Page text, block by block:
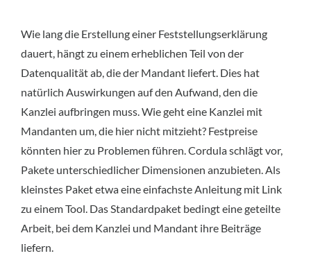
Wie lang die Erstellung einer Feststellungserklärung
dauert, hängt zu einem erheblichen Teil von der
Datenqualität ab, die der Mandant liefert. Dies hat
natürlich Auswirkungen auf den Aufwand, den die
Kanzlei aufbringen muss. Wie geht eine Kanzlei mit
Mandanten um, die hier nicht mitzieht? Festpreise
könnten hier zu Problemen führen. Cordula schlägt vor,
Pakete unterschiedlicher Dimensionen anzubieten. Als
kleinstes Paket etwa eine einfachste Anleitung mit Link
zu einem Tool. Das Standardpaket bedingt eine geteilte
Arbeit, bei dem Kanzlei und Mandant ihre Beiträge
liefern.